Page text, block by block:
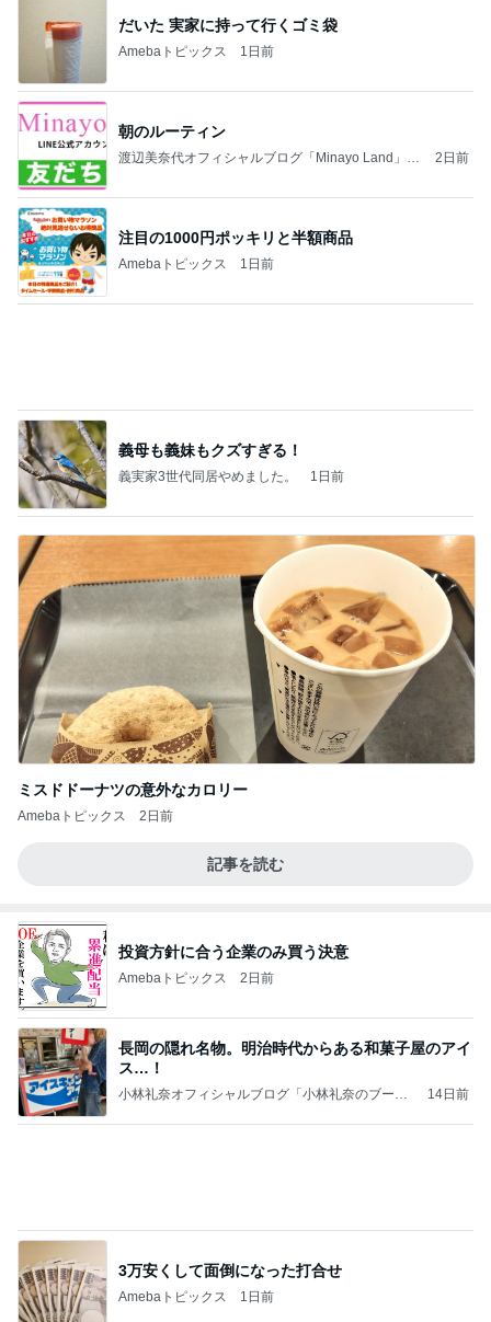
だいた 実家に持って行くゴミ袋
Amebaトピックス 1日前
朝のルーティン
渡辺美奈代オフィシャルブログ「Minayo Land」P
2日前
注目の1000円ポッキリと半額商品
Amebaトピックス 1日前
義母も義妹もクズすぎる！
義実家3世代同居やめました。 1日前
ミスドドーナツの意外なカロリー
Amebaトピックス 2日前
記事を読む
投資方針に合う企業のみ買う決意
Amebaトピックス 2日前
長岡の隠れ名物。明治時代からある和菓子屋のアイ
ス…！
小林礼奈オフィシャルブログ「小林礼奈のブーブ
14日前
3万安くして面倒になった打合せ
Amebaトピックス 1日前